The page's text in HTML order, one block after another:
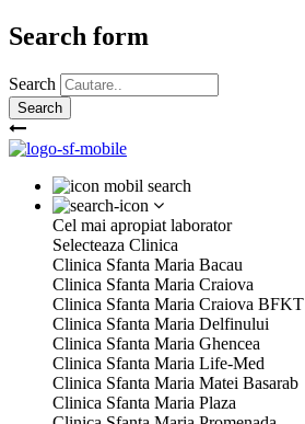
Search form
Search
Cel mai apropiat laborator
Selecteaza Clinica
Clinica Sfanta Maria Bacau
Clinica Sfanta Maria Craiova
Clinica Sfanta Maria Craiova BFKT
Clinica Sfanta Maria Delfinului
Clinica Sfanta Maria Ghencea
Clinica Sfanta Maria Life-Med
Clinica Sfanta Maria Matei Basarab
Clinica Sfanta Maria Plaza